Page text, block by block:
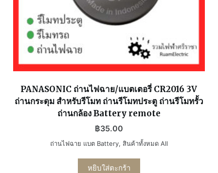
PANASONIC ถ่านไฟฉาย/แบตเตอรี่ CR2016 3V
ถ่านกระดุม สำหรับรีโมท ถ่านรีโมทประตู ถ่านรีโมทรั้ว
ถ่านกล้อง Battery remote
฿35.00
ถ่านไฟฉาย แบต Battery, สินค้าทั้งหมด All
หยิบใส่ตะกร้า